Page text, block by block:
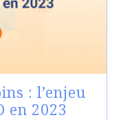
: l’enjeu
en 2023